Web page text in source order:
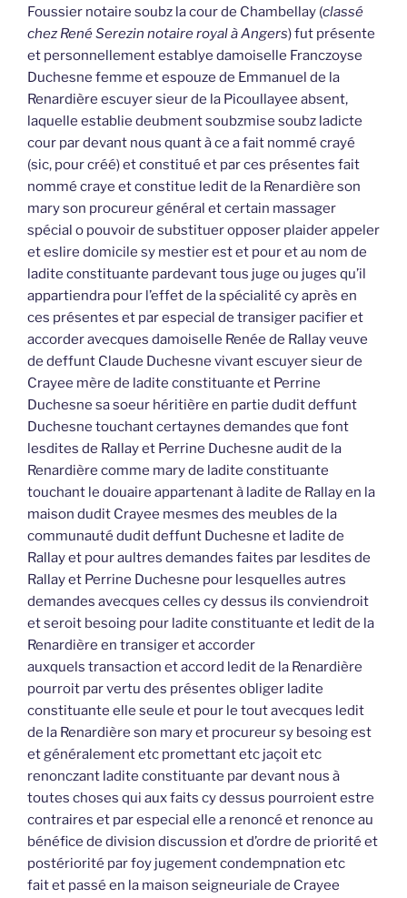
Foussier notaire soubz la cour de Chambellay (classé
chez René Serezin notaire royal à Angers) fut présente
et personnellement establye damoiselle Franczoyse
Duchesne femme et espouze de Emmanuel de la
Renardière escuyer sieur de la Picoullayee absent,
laquelle establie deubment soubzmise soubz ladicte
cour par devant nous quant à ce a fait nommé crayé
(sic, pour créé) et constitué et par ces présentes fait
nommé craye et constitue ledit de la Renardière son
mary son procureur général et certain massager
spécial o pouvoir de substituer opposer plaider appeler
et eslire domicile sy mestier est et pour et au nom de
ladite constituante pardevant tous juge ou juges qu’il
appartiendra pour l’effet de la spécialité cy après en
ces présentes et par especial de transiger pacifier et
accorder avecques damoiselle Renée de Rallay veuve
de deffunt Claude Duchesne vivant escuyer sieur de
Crayee mère de ladite constituante et Perrine
Duchesne sa soeur héritière en partie dudit deffunt
Duchesne touchant certaynes demandes que font
lesdites de Rallay et Perrine Duchesne audit de la
Renardière comme mary de ladite constituante
touchant le douaire appartenant à ladite de Rallay en la
maison dudit Crayee mesmes des meubles de la
communauté dudit deffunt Duchesne et ladite de
Rallay et pour aultres demandes faites par lesdites de
Rallay et Perrine Duchesne pour lesquelles autres
demandes avecques celles cy dessus ils conviendroit
et seroit besoing pour ladite constituante et ledit de la
Renardière en transiger et accorder
auxquels transaction et accord ledit de la Renardière
pourroit par vertu des présentes obliger ladite
constituante elle seule et pour le tout avecques ledit
de la Renardière son mary et procureur sy besoing est
et généralement etc promettant etc jaçoit etc
renonczant ladite constituante par devant nous à
toutes choses qui aux faits cy dessus pourroient estre
contraires et par especial elle a renoncé et renonce au
bénéfice de division discussion et d’ordre de priorité et
postériorité par foy jugement condempnation etc
fait et passé en la maison seigneuriale de Crayee